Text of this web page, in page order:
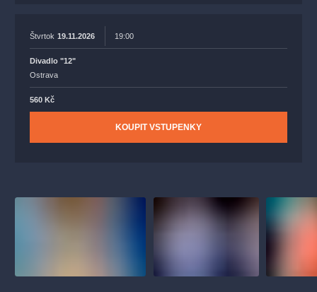
Štvrtok 19.11.2026 19:00
Divadlo "12"
Ostrava
560 Kč
KOUPIT VSTUPENKY